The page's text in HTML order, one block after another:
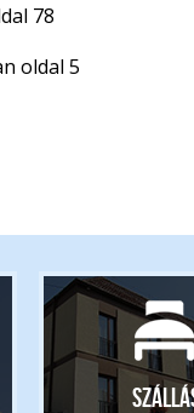
78
oldal 5